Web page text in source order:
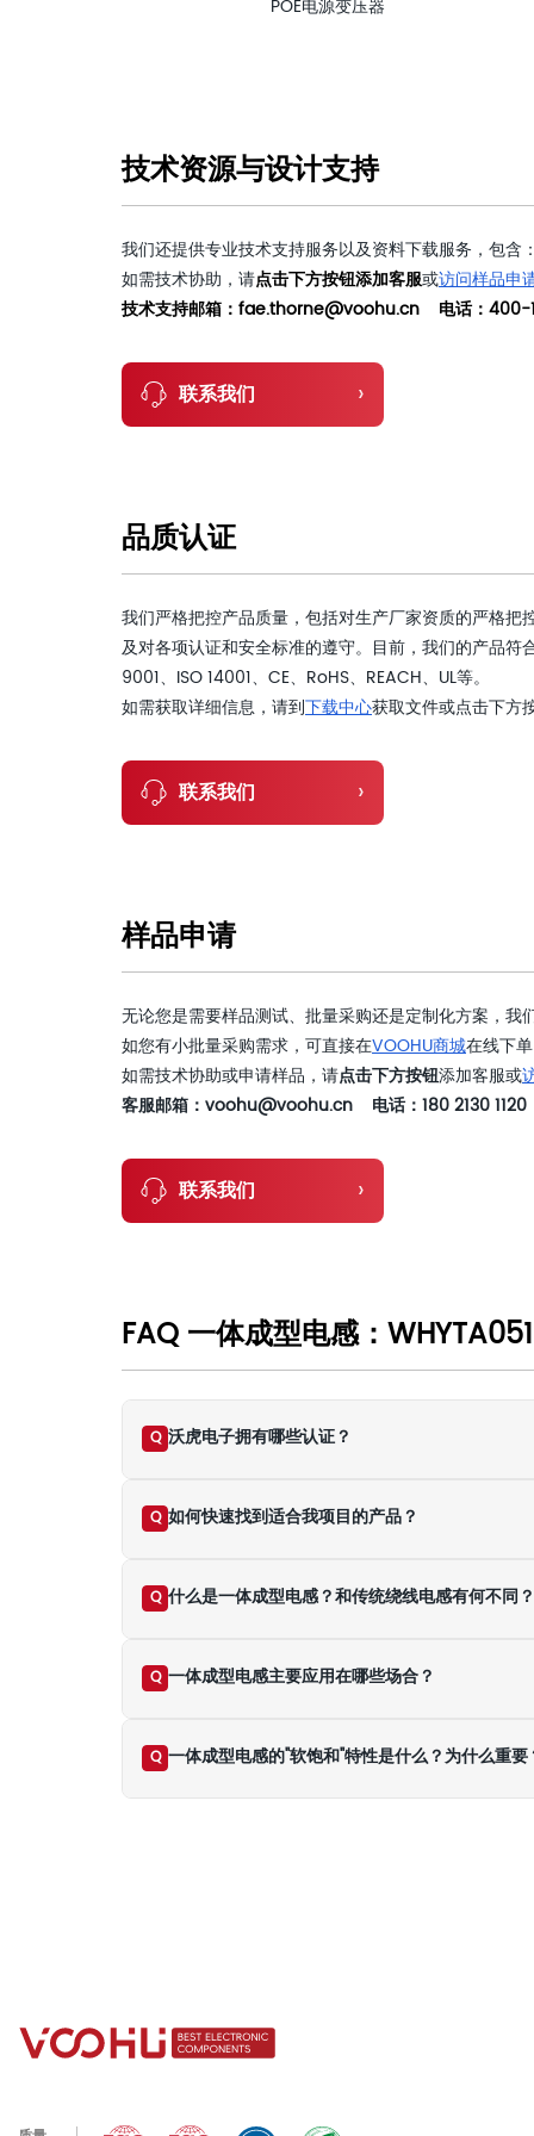
POE电源变压器
技术资源与设计支持
我们还提供专业技术支持服务以及资料下载服务，包
如需技术协助，请点击下方按钮添加客服或访问样品申
技术支持邮箱：fae.thorne@voohu.cn 电话：400-
联系我们 ›
品质认证
我们严格把控产品质量，包括对生产厂家资质的严格把
及对各项认证和安全标准的遵守。目前，我们的产品符
9001、ISO 14001、CE、RoHS、REACH、UL等。
如需获取详细信息，请到下载中心获取文件或点击下方
联系我们 ›
样品申请
无论您是需要样品测试、批量采购还是定制化方案，我
如您有小批量采购需求，可直接在VOOHU商城在线下
如需技术协助或申请样品，请点击下方按钮添加客服或
客服邮箱：voohu@voohu.cn 电话：180 2130 1120
联系我们 ›
FAQ 一体成型电感：
Q 沃虎电子拥有哪些认证？
Q 如何快速找到适合我项目的产品？
Q 什么是一体成型电感？和传统绕线电感有何不同？
Q 一体成型电感主要应用在哪些场合？
Q 一体成型电感的"软饱和"特性是什么？为什么重要